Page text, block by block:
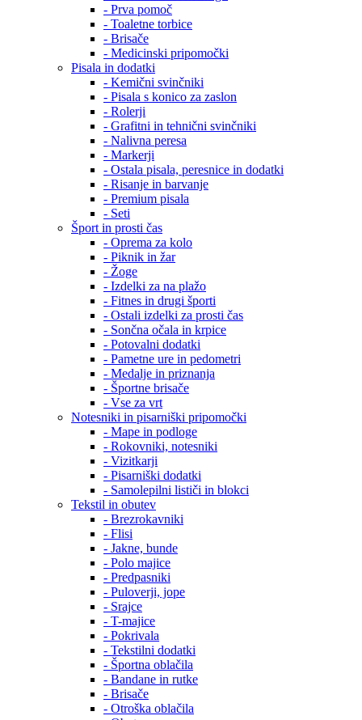
- Prva pomoč
- Toaletne torbice
- Brisače
- Medicinski pripomočki
Pisala in dodatki
- Kemični svinčniki
- Pisala s konico za zaslon
- Rolerji
- Grafitni in tehnični svinčniki
- Nalivna peresa
- Markerji
- Ostala pisala, peresnice in dodatki
- Risanje in barvanje
- Premium pisala
- Seti
Šport in prosti čas
- Oprema za kolo
- Piknik in žar
- Žoge
- Izdelki za na plažo
- Fitnes in drugi športi
- Ostali izdelki za prosti čas
- Sončna očala in krpice
- Potovalni dodatki
- Pametne ure in pedometri
- Medalje in priznanja
- Športne brisače
- Vse za vrt
Notesniki in pisarniški pripomočki
- Mape in podloge
- Rokovniki, notesniki
- Vizitkarji
- Pisarniški dodatki
- Samolepilni lističi in blokci
Tekstil in obutev
- Brezrokavniki
- Flisi
- Jakne, bunde
- Polo majice
- Predpasniki
- Puloverji, jope
- Srajce
- T-majice
- Pokrivala
- Tekstilni dodatki
- Športna oblačila
- Bandane in rutke
- Brisače
- Otroška oblačila